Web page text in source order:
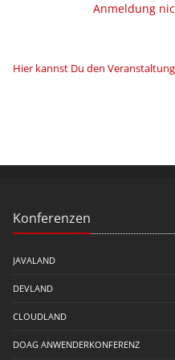
Anmeldung
Hier kannst Du den
Konferenzen
JAVALAND
DEVLAND
CLOUDLAND
DOAG ANWENDERKONFERENZ